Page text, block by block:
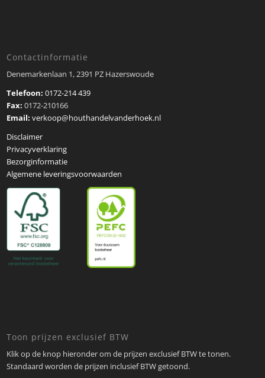
Contactinformatie
Denemarkenlaan 1, 2391 PZ Hazerswoude
Telefoon:0172-214 439
Fax:0172-210166
Email: verkoop@houthandelvanderhoek.nl
Disclaimer
Privacyverklaring
Bezorginformatie
Algemene leveringsvoorwaarden
Toon prijzen exclusief BTW
Klik op de knop hieronder om de prijzen exclusief BTW te tonen.
Standaard worden de prijzen inclusief BTW getoond.